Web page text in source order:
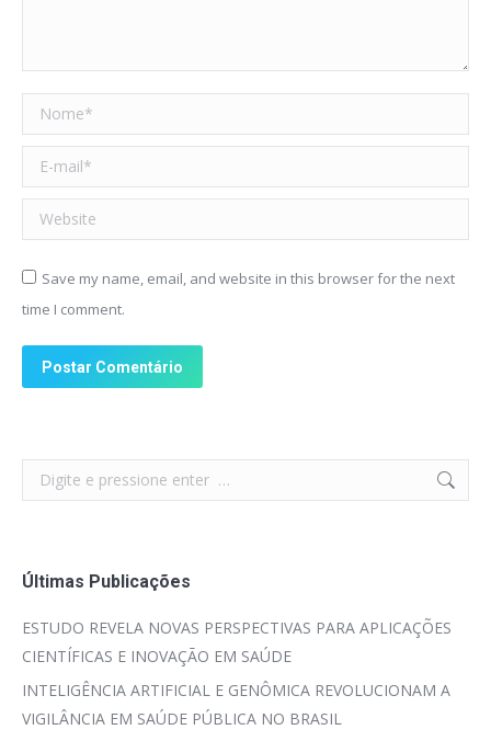
Nome *
E-mail *
Website
Save my name, email, and website in this browser for the next
time I comment.
Postar Comentário
Search:
Últimas Publicações
ESTUDO REVELA NOVAS PERSPECTIVAS PARA APLICAÇÕES
CIENTÍFICAS E INOVAÇÃO EM SAÚDE
INTELIGÊNCIA ARTIFICIAL E GENÔMICA REVOLUCIONAM A
VIGILÂNCIA EM SAÚDE PÚBLICA NO BRASIL